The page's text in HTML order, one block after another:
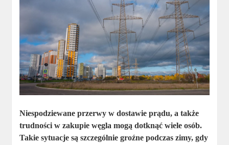
Niespodziewane przerwy w dostawie prądu, a także
trudności w zakupie węgla mogą dotknąć wiele osób.
Takie sytuacje są szczególnie groźne podczas zimy, gdy